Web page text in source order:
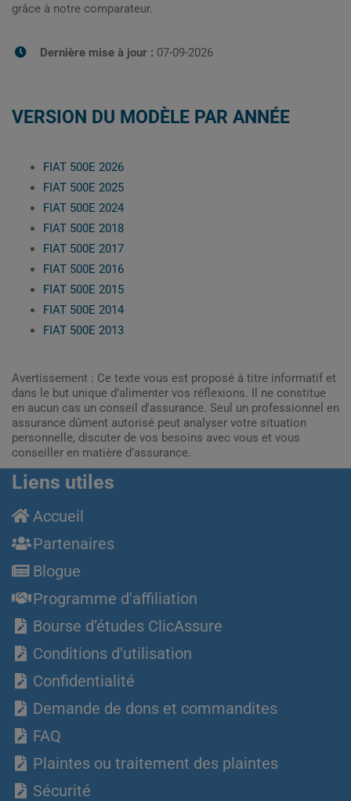
grâce à notre comparateur.
Dernière mise à jour : 07-09-2026
VERSION DU MODÈLE PAR ANNÉE
FIAT 500E 2026
FIAT 500E 2025
FIAT 500E 2024
FIAT 500E 2018
FIAT 500E 2017
FIAT 500E 2016
FIAT 500E 2015
FIAT 500E 2014
FIAT 500E 2013
Avertissement : Ce texte vous est proposé à titre informatif et
dans le but unique d’alimenter vos réflexions. Il ne constitue
en aucun cas un conseil d'assurance. Seul un professionnel en
assurance dûment autorisé peut analyser votre situation
personnelle, discuter de vos besoins avec vous et vous
conseiller en matière d’assurance.
Liens utiles
Accueil
Partenaires
Blogue
Programme d'affiliation
Bourse d’études ClicAssure
Conditions d'utilisation
Confidentialité
Demande de dons et commandites
FAQ
Plaintes ou traitement des plaintes
Sécurité